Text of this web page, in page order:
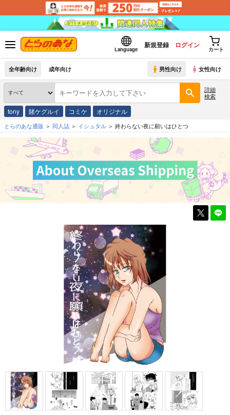
Language
新規登録 ログイン
カート
全年齢向け 成年向け 男性向け 女性向け
詳細
検索
tony 賭ケグルイ コミケ オリジナル
とらのあな通販 同人誌 イシュタル 終わらない夜に願いはひとつ